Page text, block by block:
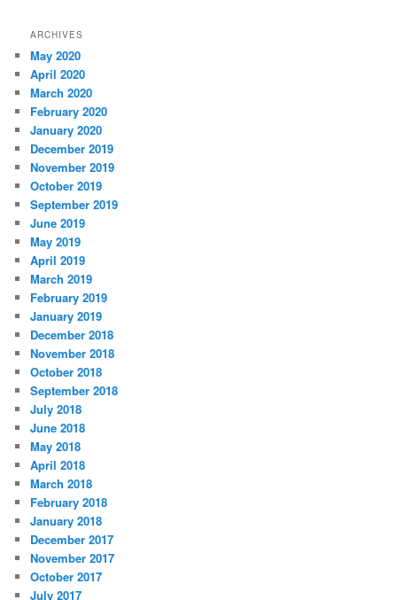
ARCHIVES
May 2020
April 2020
March 2020
February 2020
January 2020
December 2019
November 2019
October 2019
September 2019
June 2019
May 2019
April 2019
March 2019
February 2019
January 2019
December 2018
November 2018
October 2018
September 2018
July 2018
June 2018
May 2018
April 2018
March 2018
February 2018
January 2018
December 2017
November 2017
October 2017
July 2017